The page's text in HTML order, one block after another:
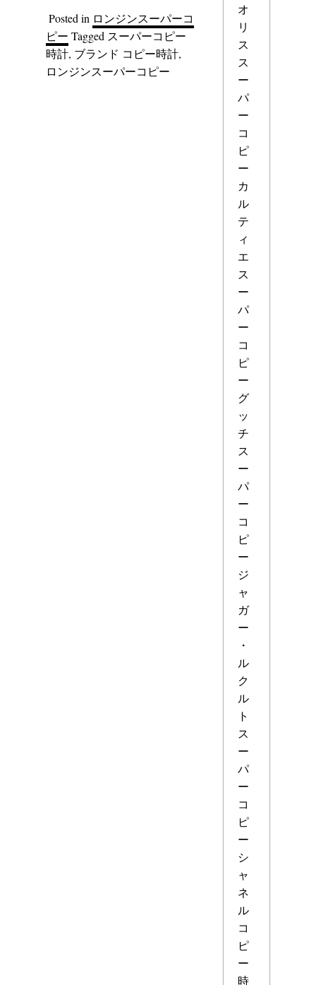
Posted in ロンジンスーパーコ
ピー Tagged スーパーコピー
時計, ブランド コピー時計,
ロンジンスーパーコピー
オ
リ
ス
ス
ー
パ
ー
コ
ピ
ー
カ
ル
テ
ィ
エ
ス
ー
パ
ー
コ
ピ
ー
グ
ッ
チ
ス
ー
パ
ー
コ
ピ
ー
ジ
ャ
ガ
ー
・
ル
ク
ル
ト
ス
ー
パ
ー
コ
ピ
ー
シ
ャ
ネ
ル
コ
ピ
ー
時